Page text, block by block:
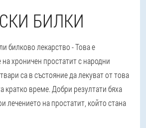
БИЛКИ
билково лекарство- Това е
хроничен простатит с народни
са в състояние да лекуват от това
кратко време. Добри резултати бяха
лечението на простатит, който стана